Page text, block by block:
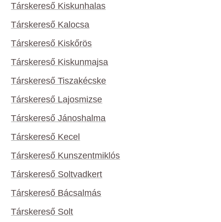
Társkereső Kiskunhalas
Társkereső Kalocsa
Társkereső Kiskőrös
Társkereső Kiskunmajsa
Társkereső Tiszakécske
Társkereső Lajosmizse
Társkereső Jánoshalma
Társkereső Kecel
Társkereső Kunszentmiklós
Társkereső Soltvadkert
Társkereső Bácsalmás
Társkereső Solt